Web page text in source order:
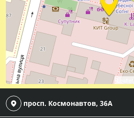
просп. Космонавтов, 36А